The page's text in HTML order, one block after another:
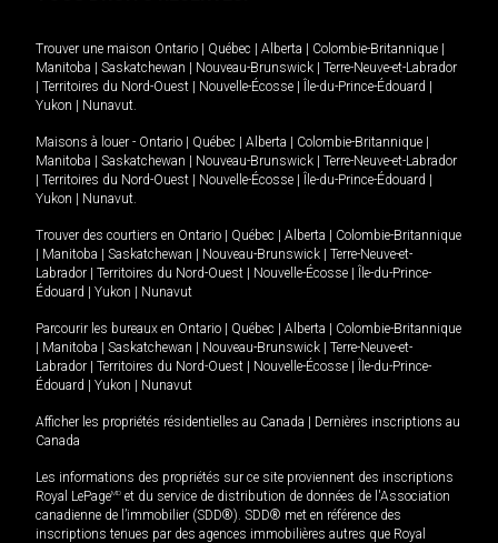
Trouver une maison Ontario Québec Alberta Colombie-Britannique
Manitoba
Saskatchewan Nouveau-Brunswick
Terre-Neuve-et-Labrador
Territoires du Nord-Ouest Nouvelle-Écosse Île-du-Prince-Édouard
Yukon
Nunavut.
Maisons à louer - Ontario Québec Alberta Colombie-Britannique
Manitoba
Saskatchewan Nouveau-Brunswick
Terre-Neuve-et-Labrador
Territoires du Nord-Ouest Nouvelle-Écosse Île-du-Prince-Édouard
Yukon
Nunavut.
Trouver des courtiers en Ontario Québec Alberta
Colombie-Britannique
Manitoba Saskatchewan Nouveau-Brunswick
Terre-Neuve-et-
Labrador
Territoires du Nord-Ouest Nouvelle-Écosse
Île-du-Prince-
Édouard
Yukon Nunavut
Parcourir les bureaux en Ontario Québec Alberta
Colombie-Britannique
Manitoba Saskatchewan Nouveau-Brunswick
Terre-Neuve-et-
Labrador
Territoires du Nord-Ouest Nouvelle-Écosse
Île-du-Prince-
Édouard
Yukon Nunavut
Afficher les propriétés résidentielles au Canada
Dernières inscriptions au
Canada
Les informations des propriétés sur ce site proviennent des inscriptions
Royal LePageMD et du service de distribution de données de l'Association
canadienne de l’immobilier (SDD®). SDD® met en référence des
inscriptions tenues par des agences immobilières autres que Royal